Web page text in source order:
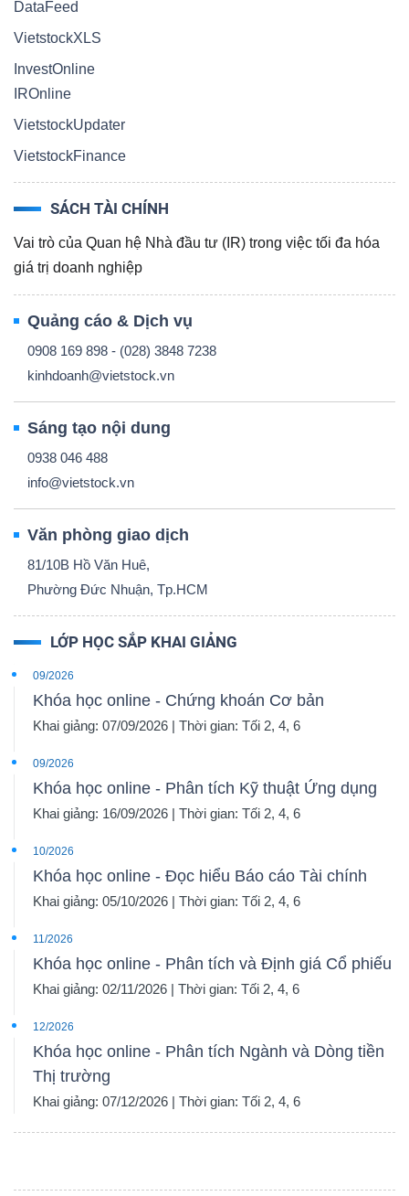
DataFeed
VietstockXLS
InvestOnline
IROnline
VietstockUpdater
VietstockFinance
SÁCH TÀI CHÍNH
Vai trò của Quan hệ Nhà đầu tư (IR) trong việc tối đa hóa
giá trị doanh nghiệp
Quảng cáo & Dịch vụ
0908 169 898 - (028) 3848 7238
kinhdoanh@vietstock.vn
Sáng tạo nội dung
0938 046 488
info@vietstock.vn
Văn phòng giao dịch
81/10B Hồ Văn Huê,
Phường Đức Nhuận, Tp.HCM
LỚP HỌC SẮP KHAI GIẢNG
09/2026
Khóa học online - Chứng khoán Cơ bản
Khai giảng: 07/09/2026 | Thời gian: Tối 2, 4, 6
09/2026
Khóa học online - Phân tích Kỹ thuật Ứng dụng
Khai giảng: 16/09/2026 | Thời gian: Tối 2, 4, 6
10/2026
Khóa học online - Đọc hiểu Báo cáo Tài chính
Khai giảng: 05/10/2026 | Thời gian: Tối 2, 4, 6
11/2026
Khóa học online - Phân tích và Định giá Cổ phiếu
Khai giảng: 02/11/2026 | Thời gian: Tối 2, 4, 6
12/2026
Khóa học online - Phân tích Ngành và Dòng tiền
Thị trường
Khai giảng: 07/12/2026 | Thời gian: Tối 2, 4, 6